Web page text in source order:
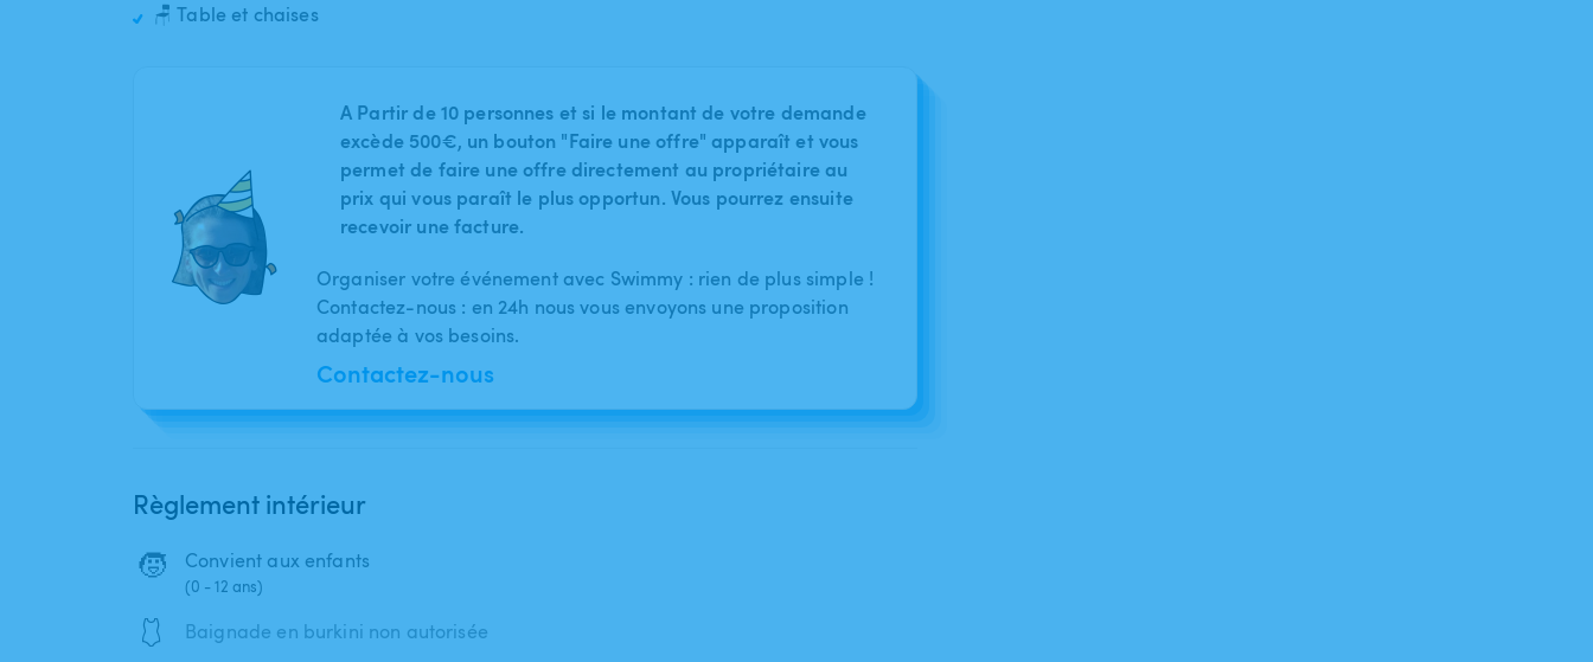
🪑 Table et chaises
A Partir de 10 personnes et si le montant de votre demande
excède 500€, un bouton "Faire une offre" apparaît et vous
permet de faire une offre directement au propriétaire au
prix qui vous paraît le plus opportun. Vous pourrez ensuite
recevoir une facture.
Organiser votre événement avec Swimmy : rien de plus simple !
Contactez-nous : en 24h nous vous envoyons une proposition
adaptée à vos besoins.
Contactez-nous
Règlement intérieur
🧒 Convient aux enfants
(0 - 12 ans)
🩱 Baignade en burkini non autorisée